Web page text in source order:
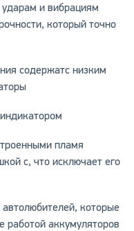
ударам и вибрациям
который точно
содержатс низким
пламя
с, что исключает его
которые
работой аккумуляторов